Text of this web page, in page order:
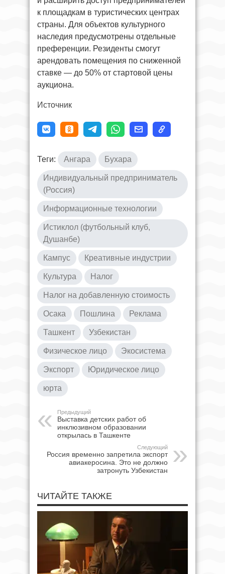
к площадкам в туристических центрах
страны. Для объектов культурного
наследия предусмотрены отдельные
преференции. Резиденты смогут
арендовать помещения по сниженной
ставке — до 50% от стартовой цены
аукциона.
Источник
Теги: Ангара Бухара
Индивидуальный предприниматель
(Россия)
Информационные технологии
Истиклол (футбольный клуб,
Душанбе)
Кампус Креативные индустрии
Культура Налог
Налог на добавленную стоимость
Осака Пошлина Реклама
Ташкент Узбекистан
Физическое лицо Экосистема
Экспорт Юридическое лицо
юрта
Предыдущий
Выставка детских работ об
инклюзивном образовании
открылась в Ташкенте
Следующий
Россия временно запретила экспорт
авиакеросина. Это не должно
затронуть Узбекистан
ЧИТАЙТЕ ТАКЖЕ